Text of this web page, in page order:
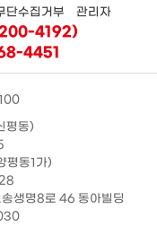
단수집거부
관리자
4192)
4451
평동)
평동1가)
생명8로 46 동아빌딩